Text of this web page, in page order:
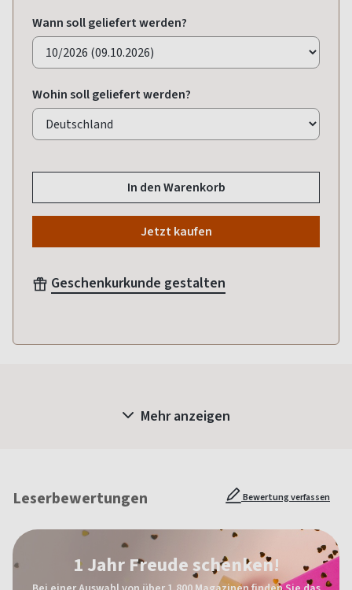
Wann soll geliefert werden?
Wohin soll geliefert werden?
In den Warenkorb
Jetzt kaufen
Geschenkurkunde gestalten
Mehr anzeigen
Leserbewertungen Bewertung verfassen
1 Jahr Freude schenken!